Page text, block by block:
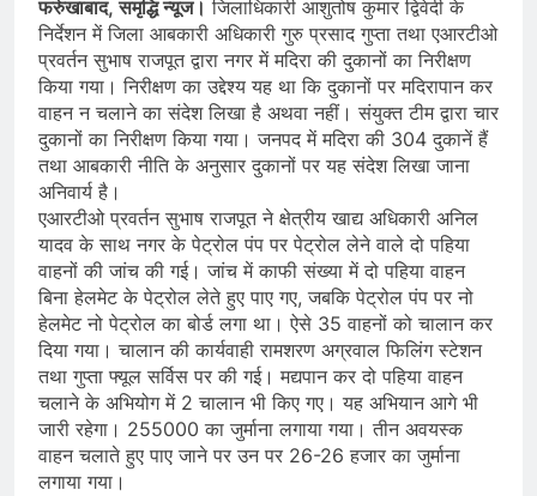
फर्रुखाबाद, समृद्धि न्यूज। जिलाधिकारी आशुतोष कुमार द्विवेदी के
निर्देशन में जिला आबकारी अधिकारी गुरु प्रसाद गुप्ता तथा एआरटीओ
प्रवर्तन सुभाष राजपूत द्वारा नगर में मदिरा की दुकानों का निरीक्षण
किया गया। निरीक्षण का उद्देश्य यह था कि दुकानों पर मदिरापान कर
वाहन न चलाने का संदेश लिखा है अथवा नहीं। संयुक्त टीम द्वारा चार
दुकानों का निरीक्षण किया गया। जनपद में मदिरा की 304 दुकानें हैं
तथा आबकारी नीति के अनुसार दुकानों पर यह संदेश लिखा जाना
अनिवार्य है।
एआरटीओ प्रवर्तन सुभाष राजपूत ने क्षेत्रीय खाद्य अधिकारी अनिल
यादव के साथ नगर के पेट्रोल पंप पर पेट्रोल लेने वाले दो पहिया
वाहनों की जांच की गई। जांच में काफी संख्या में दो पहिया वाहन
बिना हेलमेट के पेट्रोल लेते हुए पाए गए, जबकि पेट्रोल पंप पर नो
हेलमेट नो पेट्रोल का बोर्ड लगा था। ऐसे 35 वाहनों को चालान कर
दिया गया। चालान की कार्यवाही रामशरण अग्रवाल फिलिंग स्टेशन
तथा गुप्ता फ्यूल सर्विस पर की गई। मद्यपान कर दो पहिया वाहन
चलाने के अभियोग में 2 चालान भी किए गए। यह अभियान आगे भी
जारी रहेगा। 255000 का जुर्माना लगाया गया। तीन अवयस्क
वाहन चलाते हुए पाए जाने पर उन पर 26-26 हजार का जुर्माना
लगाया गया।